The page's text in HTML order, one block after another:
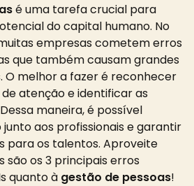
é uma tarefa crucial para
do capital humano. No
empresas cometem erros
que também causam grandes
O melhor a fazer é reconhecer
atenção e identificar as
maneira, é possível
aos profissionais e garantir
para os talentos. Aproveite
são os 3 principais erros
quanto à gestão de pessoas!